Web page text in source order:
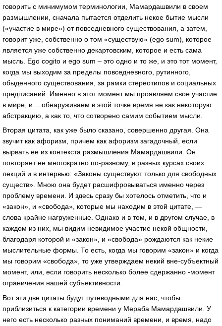
говорить с минимумом терминологии, Мамардашвили в своем
размышлении, сначала пытается отделить некое бытие мысли
(«участие в мире») от повседневного существования, а затем,
говорит уже, собственно о том «существую» (ego sum), которое
является уже собственно декартовским, которое и есть сама
мысль. Ego cogito и ego sum – это одно и то же, и это тот момент,
когда мы выходим за пределы повседневного, рутинного,
обыденного существования, за рамки стереотипов и социальных
предписаний. Именно в этот момент мы проявляем свое участие
в мире, и… обнаруживаем в этой точке время не как некоторую
абстракцию, а как то, что сотворено самим событием мысли.
Вторая цитата, как уже было сказано, совершенно другая. Она
звучит как афоризм, причем как афоризм загадочный, если
вырвать ее из контекста размышления Мамардашвили. Он
повторяет ее многократно по-разному, в разных курсах своих
лекций и в интервью: «Законы существуют только для свободных
существ». Мною она будет расшифровываться именно через
проблему времени. И здесь сразу бы хотелось отметить, что и
«закон», и «свобода», которые мы находим в этой цитате, —
слова крайне нагруженные. Однако и в том, и в другом случае, в
каждом из них, мы видим невидимое участие некой общности,
благодаря которой и «закон», и «свобода» рождаются как некие
мыслительные формы. То есть, когда мы говорим «закон» и когда
мы говорим «свобода», то уже утверждаем некий вне-субъектный
момент, или, если говорить несколько более сдержанно -момент
ограничения нашей субъективности.
Вот эти две цитаты будут путеводными для нас, чтобы
приблизиться к категории времени у Мераба Мамардашвили. У
него есть несколько разных пониманий времени, и время, надо